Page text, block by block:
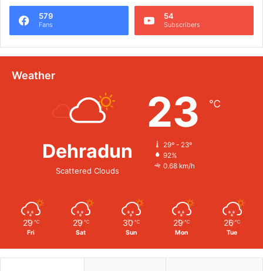
579
Fans
54
Subscribers
Weather
Dehradun
Scattered Clouds
23 ℃
29º - 23º
92%
0.68 km/h
29 ℃
Fri
29 ℃
Sat
30 ℃
Sun
29 ℃
Mon
26 ℃
Tue